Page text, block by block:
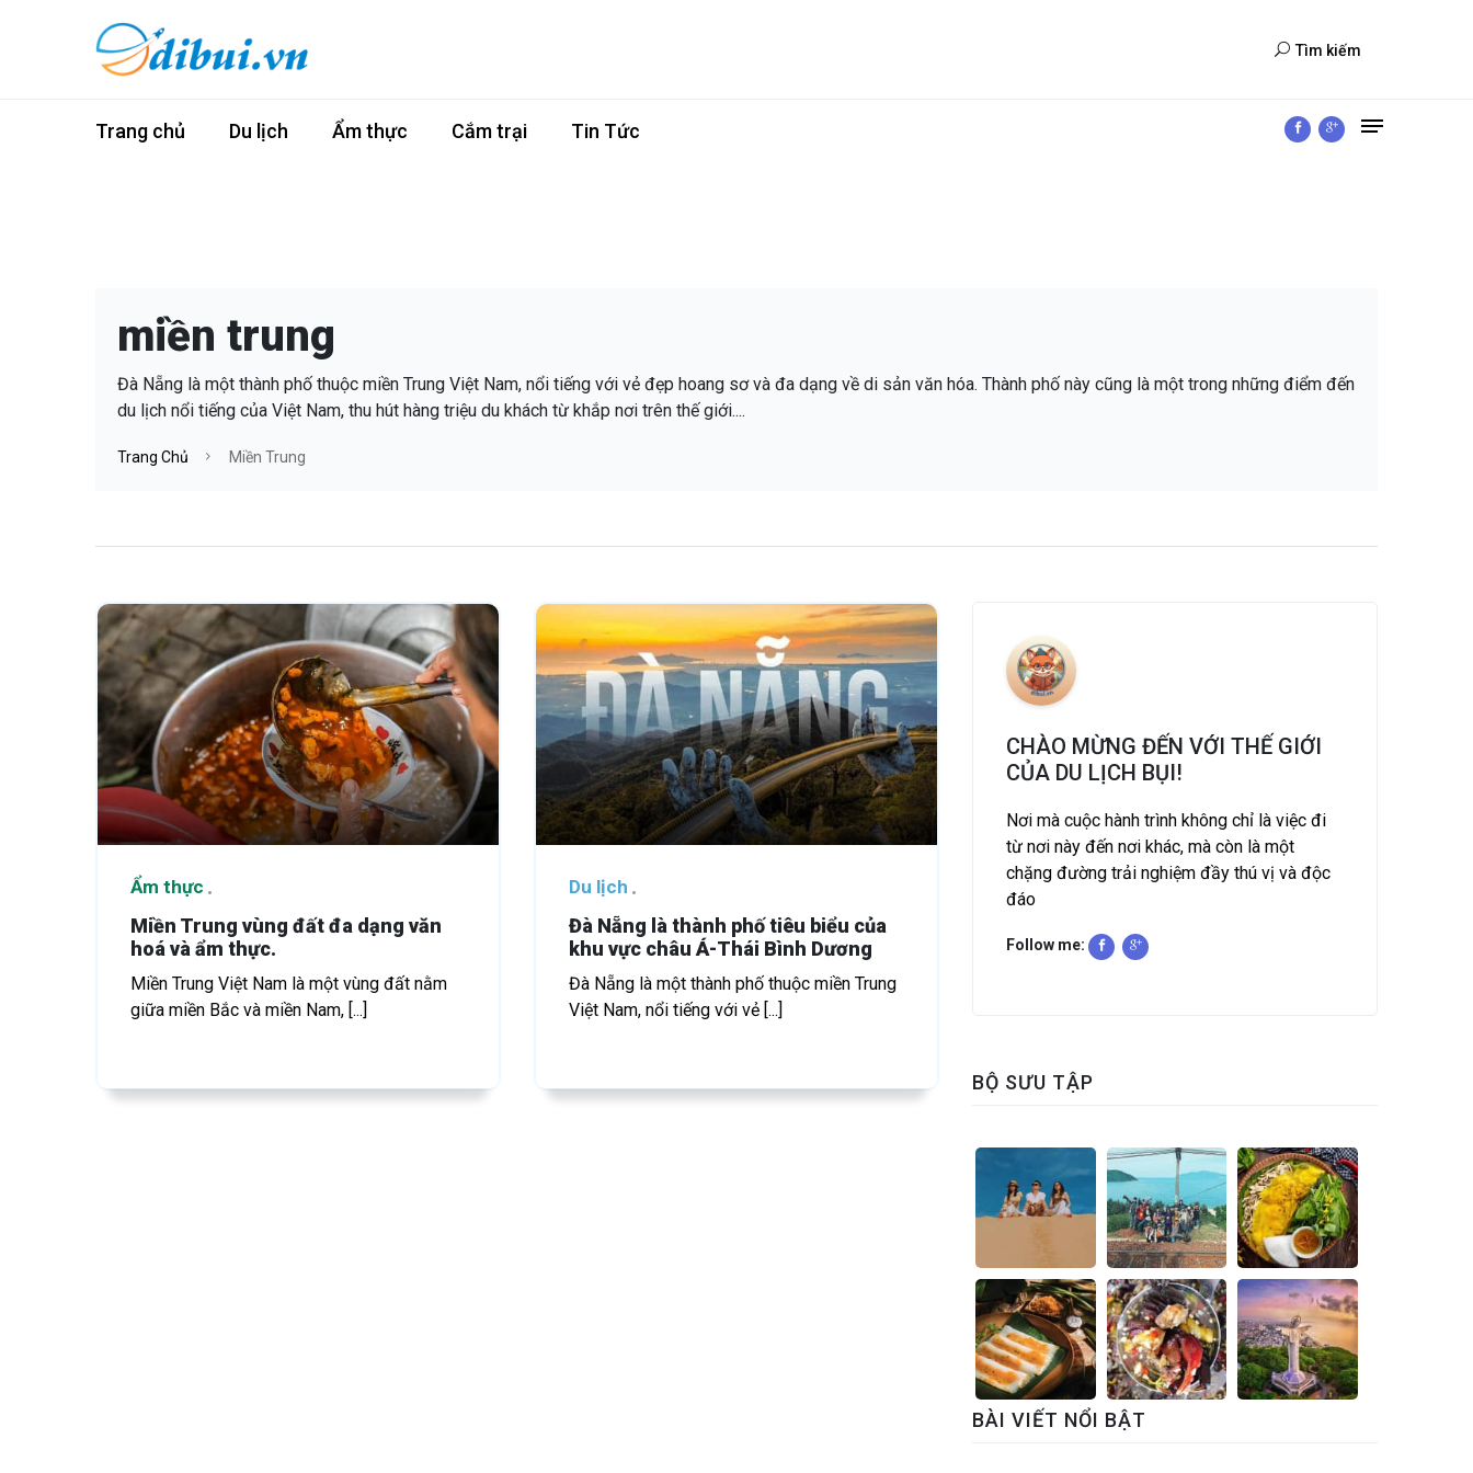
Tìm kiếm
Trang chủ Du lịch Ẩm thực Cắm trại Tin Tức
miền trung
Đà Nẵng là một thành phố thuộc miền Trung Việt Nam, nổi tiếng với vẻ đẹp hoang sơ và đa dạng về di sản văn hóa. Thành phố này cũng là một trong những điểm đến
du lịch nổi tiếng của Việt Nam, thu hút hàng triệu du khách từ khắp nơi trên thế giới....
Trang Chủ Miền Trung
Ẩm thực
Miền Trung vùng đất đa dạng văn
hoá và ẩm thực.
Miền Trung Việt Nam là một vùng đất nằm
giữa miền Bắc và miền Nam, [...]
Du lịch
Đà Nẵng là thành phố tiêu biểu của
khu vực châu Á-Thái Bình Dương
Đà Nẵng là một thành phố thuộc miền Trung
Việt Nam, nổi tiếng với vẻ [...]
CHÀO MỪNG ĐẾN VỚI THẾ GIỚI
CỦA DU LỊCH BỤI!
Nơi mà cuộc hành trình không chỉ là việc đi
từ nơi này đến nơi khác, mà còn là một
chặng đường trải nghiệm đầy thú vị và độc
đáo
Follow me:
BỘ SƯU TẬP
BÀI VIẾT NỔI BẬT